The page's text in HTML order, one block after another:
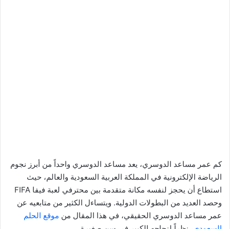
كم عمر مساعد الدوسري، يعد مساعد الدوسري واحداً من أبرز نجوم
الرياضة الإلكترونية في المملكة العربية السعودية والعالم، حيث
استطاع أن يحجز لنفسه مكانة متقدمة بين محترفي لعبة فيفا FIFA
وحصد العديد من البطولات الدولية. ويتساءل الكثير من متابعيه عن
عمر مساعد الدوسري الحقيقي، في هذا المقال من موقع الحلم